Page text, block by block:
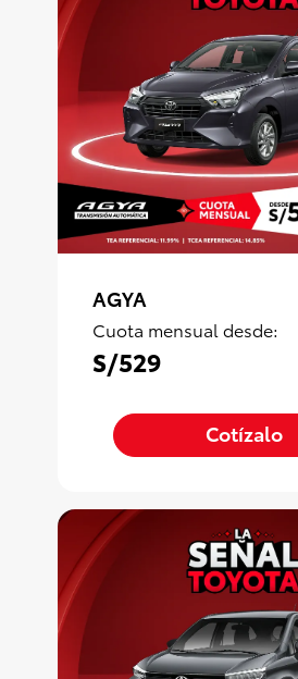
AGYA
Cuota mensual desde:
S/529
Cotízalo